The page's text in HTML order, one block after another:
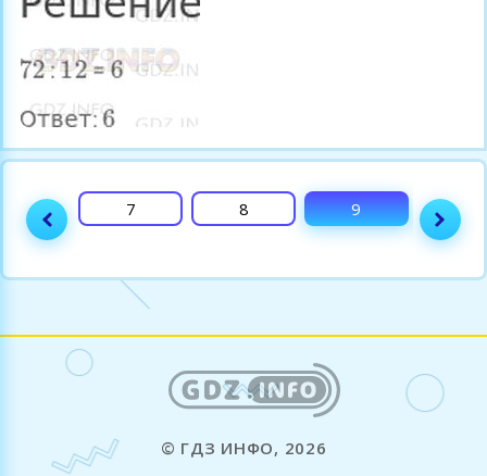
7 8 9 10
© ГДЗ ИНФО, 2026